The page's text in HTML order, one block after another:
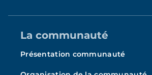
La communauté
Présentation communauté